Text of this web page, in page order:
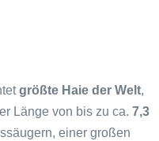
größte Haie der Welt,
Länge von bis zu ca. 7,3
einer großen